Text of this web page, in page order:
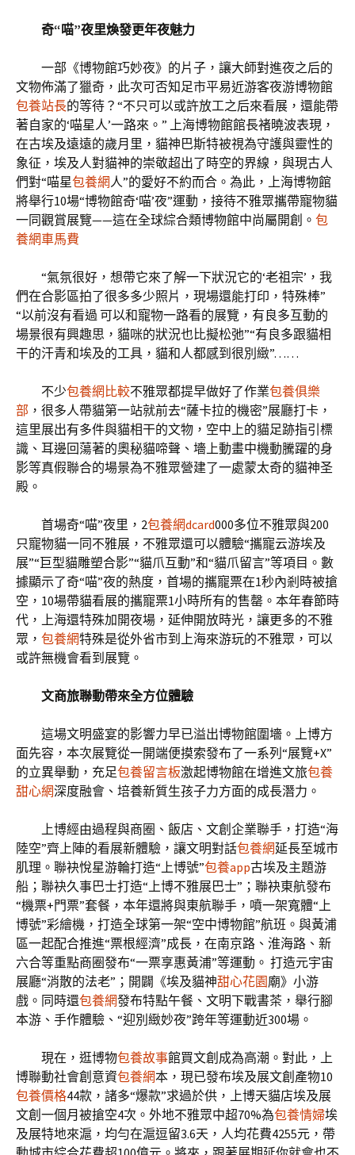
奇“喵”夜里煥發更年夜魅力
一部《博物館巧妙夜》的片子，讓大師對進夜之后的
文物佈滿了獵奇，此次可否知足市平易近游客夜游博物館
包養站長的等待？“不只可以或許放工之后來看展，還能帶
著自家的‘喵星人’一路來。” 上海博物館館長褚曉波表現，
在古埃及遠遠的歲月里，貓神巴斯特被視為守護與靈性的
象征，埃及人對貓神的崇敬超出了時空的界線，與現古人
們對“喵星包養網人”的愛好不約而合。為此，上海博物館
將舉行10場“博物館奇‘喵’夜”運動，接待不雅眾攜帶寵物貓
一同觀賞展覽——這在全球綜合類博物館中尚屬開創。 包
養網車馬費
“氣氛很好，想帶它來了解一下狀況它的‘老祖宗’，我
們在合影區拍了很多多少照片，現場還能打印，特殊棒”
“以前沒有看過 可以和寵物一路看的展覽，有良多互動的
場景很有興趣思，貓咪的狀況也比擬松弛”“有良多跟貓相
干的汗青和埃及的工具，貓和人都感到很別緻”……
不少包養網比較不雅眾都提早做好了作業包養俱樂
部 ，很多人帶貓第一站就前去“薩卡拉的機密”展廳打卡，
這里展出有多件與貓相干的文物，空中上的貓足跡指引標
識、耳邊回蕩著的奧秘貓啼聲、墻上動畫中機動騰躍的身
影等真假聯合的場景為不雅眾營建了一處蒙太奇的貓神圣
殿。
首場奇“喵”夜里，2包養網dcard000多位不雅眾與200
只寵物貓一同不雅展，不雅眾還可以體驗“攜寵云游埃及
展”“巨型貓雕塑合影”“貓爪互動”和“貓爪留言”等項目。數
據顯示了奇“喵”夜的熱度，首場的攜寵票在1秒內剎時被搶
空，10場帶貓看展的攜寵票1小時所有的售罄。本年春節時
代，上海還特殊加開夜場，延伸開放時光，讓更多的不雅
眾， 包養網特殊是從外省市到上海來游玩的不雅眾，可以
或許無機會看到展覽。
文商旅聯動帶來全方位體驗
這場文明盛宴的影響力早已溢出博物館圍墻。上博方
面先容，本次展覽從一開端便摸索發布了一系列“展覽+X”
的立異舉動，充足包養留言板激起博物館在增進文旅包養
甜心網深度融會、培養新質生孩子力方面的成長潛力。
上博經由過程與商圈、飯店、文創企業聯手，打造“海
陸空”齊上陣的看展新體驗，讓文明對話包養網延長至城市
肌理。聯袂悅星游輪打造“上博號”包養app古埃及主題游
船；聯袂久事巴士打造“上博不雅展巴士”；聯袂東航發布
“機票+門票”套餐，本年還將與東航聯手，噴一架寬體“上
博號”彩繪機，打造全球第一架“空中博物館”航班。與黃浦
區一起配合推進“票根經濟”成長，在南京路、淮海路、新
六合等重點商圈發布“一票享惠黃浦”等運動。 打造元宇宙
展廳“消散的法老”；開闢《埃及貓神甜心花園廟》小游
戲。同時還包養網發布特點午餐、文明下戰書茶，舉行腳
本游、手作體驗、“迎別緻妙夜”跨年等運動近300場。
現在，逛博物包養故事館買文創成為高潮。對此，上
博聯動社會創意資包養網本，現已發布埃及展文創產物10
包養價格44款，諸多“爆款”求過於供，上博天貓店埃及展
文創一個月被搶空4次。外地不雅眾中超70%為包養情婦埃
及展特地來滬，均勻在滬逗留3.6天，人均花費4255元，帶